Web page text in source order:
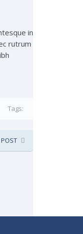
in
rutrum
Tags: